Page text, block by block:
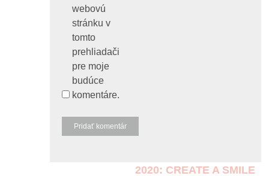
webovú
stránku v
tomto
prehliadači
pre moje
budúce
komentáre.
2020: CREATE A SMILE